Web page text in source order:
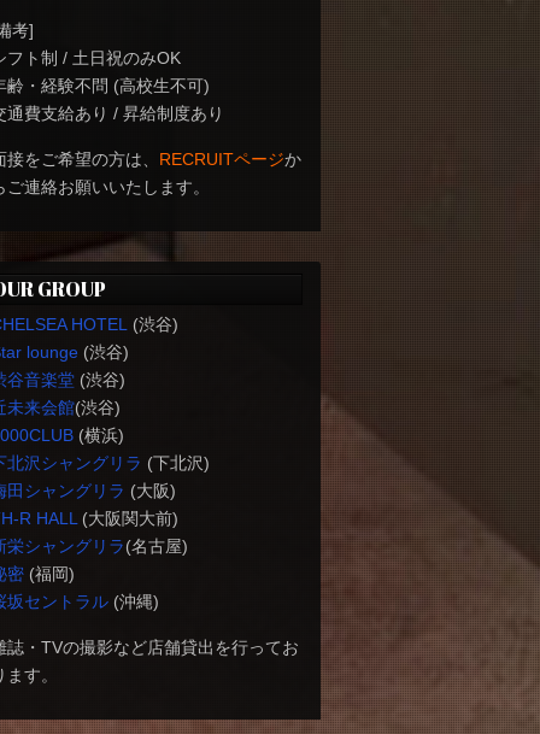
考]
フト制 / 土日祝のみOK
齢・経験不問 (高校生不可)
通費支給あり / 昇給制度あり
接をご希望の方は、 RECRUITページか
ご連絡お願いいたします。
GROUP
HOTEL
(渋谷)
lounge(渋谷)
谷音楽堂(渋谷)
未来会館(渋谷)
(横浜)
北沢シャングリラ (下北沢)
田シャングリラ (大阪)
R HALL (大阪関大前)
栄シャングリラ(名古屋)
密(福岡)
坂セントラル(沖縄)
誌・TVの撮影など店舗貸出を行ってお
ます。